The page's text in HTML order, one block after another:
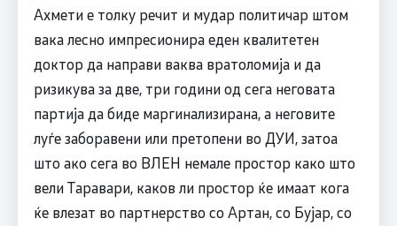
Ахмети е толку речит и мудар политичар штом
вака лесно импресионира еден квалитетен
доктор да направи ваква вратоломија и да
ризикува за две, три години од сега неговата
партија да биде маргинализирана, а неговите
луѓе заборавени или претопени во ДУИ, затоа
што ако сега во ВЛЕН немале простор како што
вели Таравари, каков ли простор ќе имаат кога
ќе влезат во партнерство со Артан, со Бујар, со